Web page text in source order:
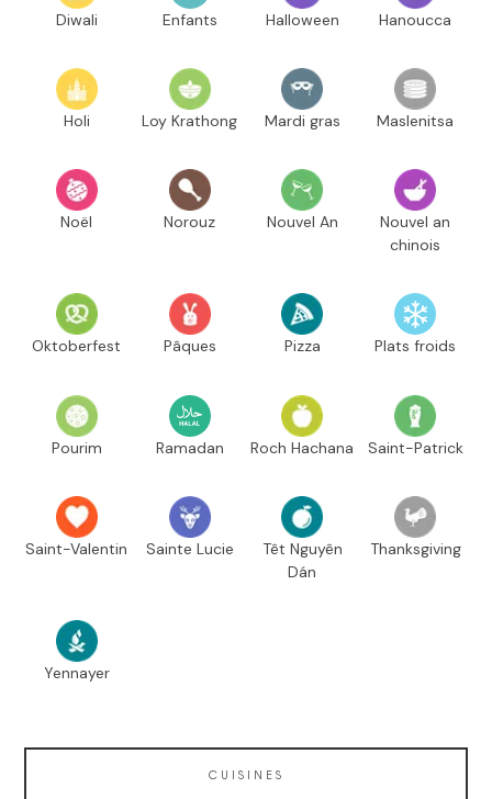
Diwali Enfants Halloween Hanoucca
Holi Loy Krathong Mardi gras Maslenitsa
Noël Norouz Nouvel An
Nouvel an
chinois
Oktoberfest Pâques Pizza Plats froids
Pourim Ramadan Roch Hachana Saint-Patrick
Saint-Valentin Sainte Lucie
Têt Nguyên
Dán
Thanksgiving
Yennayer
CUISINES